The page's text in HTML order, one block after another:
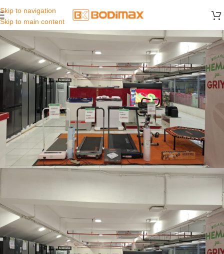
Skip to navigation
Skip to main content